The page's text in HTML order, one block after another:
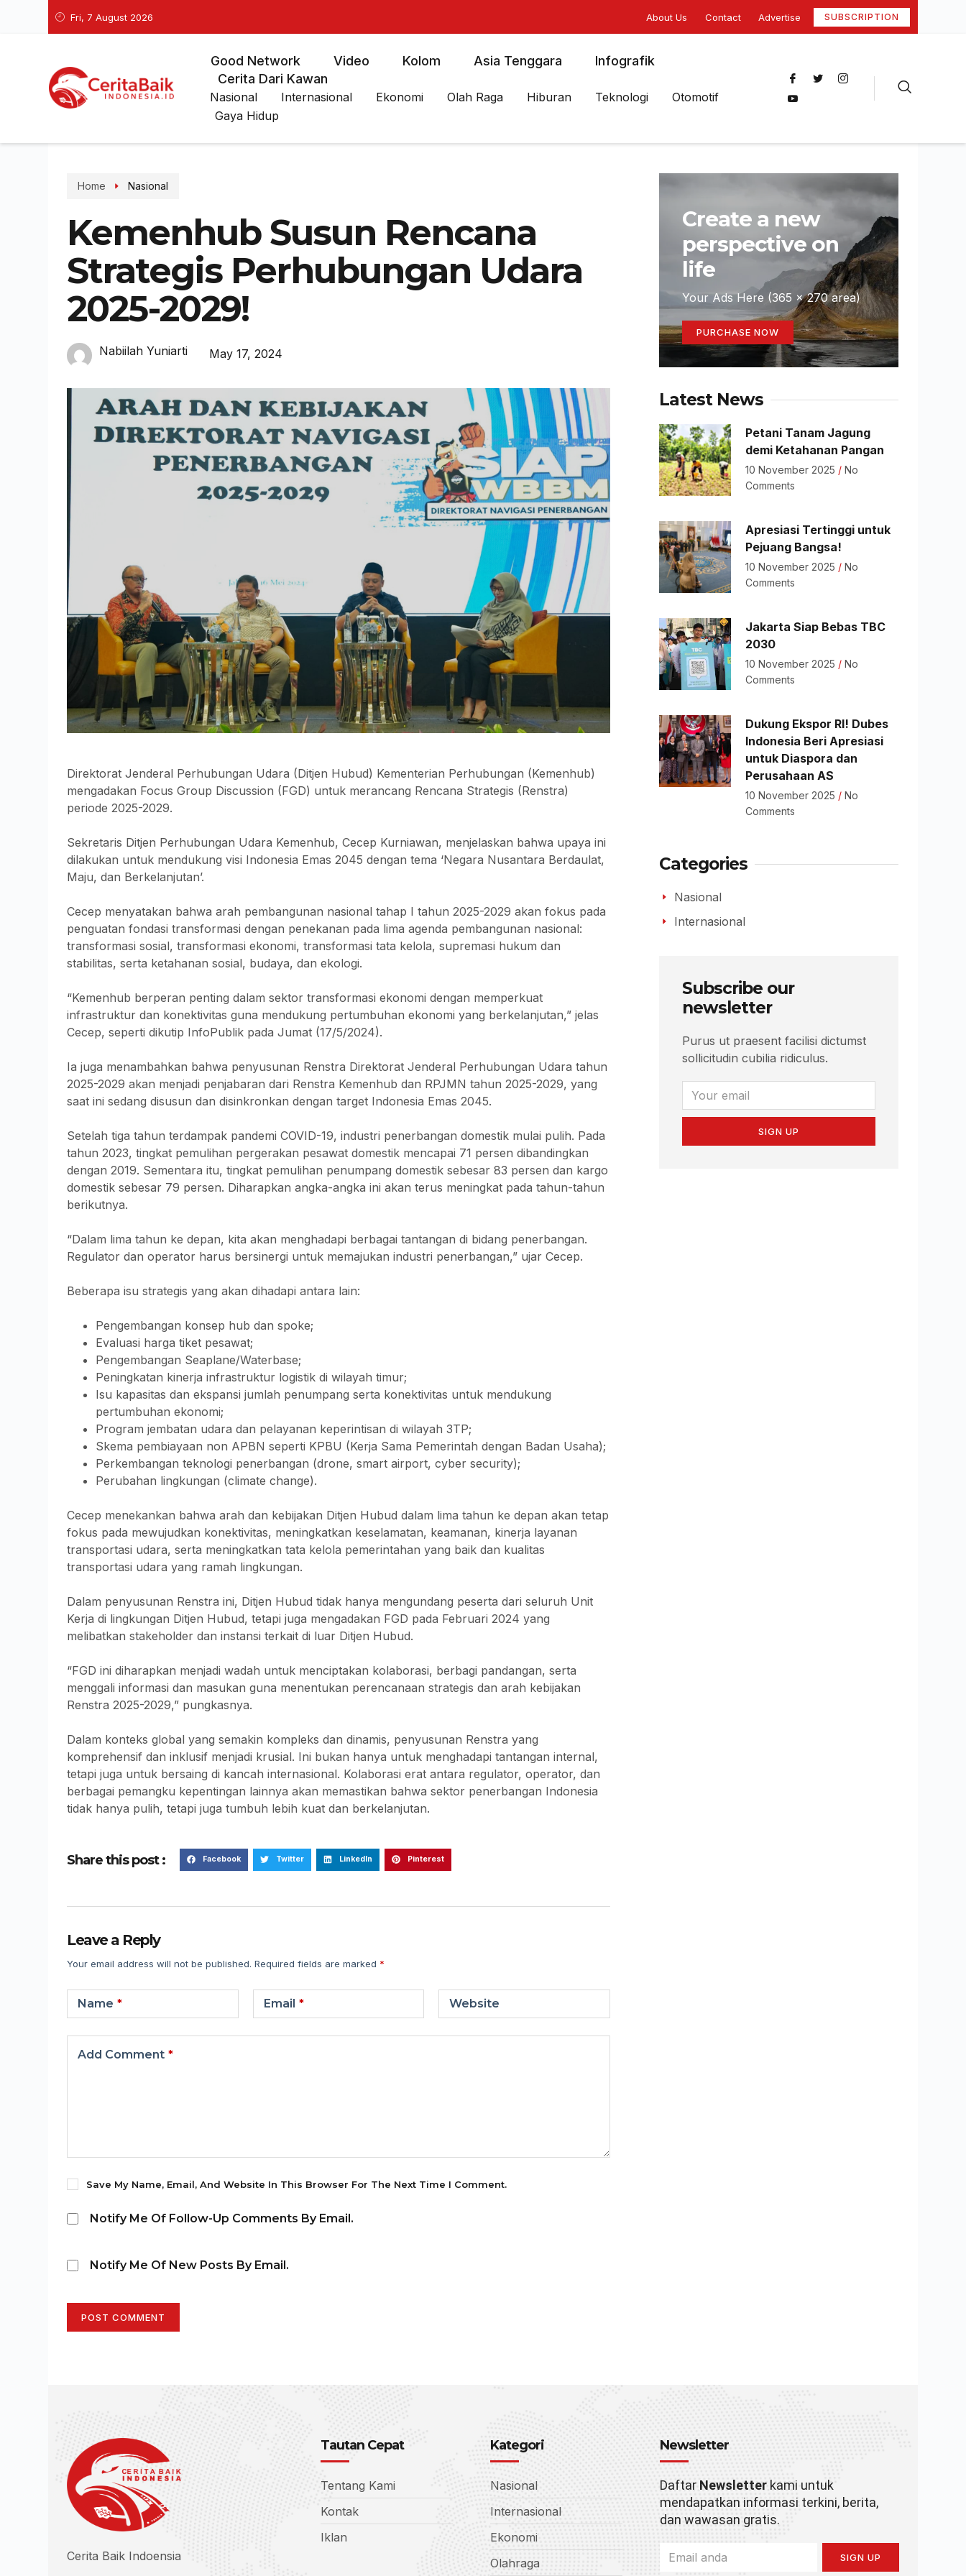
Fri, 7 August 2026 About Us Contact Advertise SUBSCRIPTION
Good Network Video Kolom Asia Tenggara
Infografik
Cerita Dari Kawan
Nasional Internasional Ekonomi Olah Raga Hiburan Teknologi
Otomotif
Gaya Hidup
Home Nasional
Kemenhub Susun Rencana
Strategis Perhubungan Udara
2025-2029!
Nabiilah Yuniarti May 17, 2024
Direktorat Jenderal Perhubungan Udara (Ditjen Hubud) Kementerian Perhubungan (Kemenhub)
mengadakan Focus Group Discussion (FGD) untuk merancang Rencana Strategis (Renstra)
periode 2025-2029.
Sekretaris Ditjen Perhubungan Udara Kemenhub, Cecep Kurniawan, menjelaskan bahwa upaya ini
dilakukan untuk mendukung visi Indonesia Emas 2045 dengan tema ‘Negara Nusantara Berdaulat,
Maju, dan Berkelanjutan’.
Cecep menyatakan bahwa arah pembangunan nasional tahap I tahun 2025-2029 akan fokus pada
penguatan fondasi transformasi dengan penekanan pada lima agenda pembangunan nasional:
transformasi sosial, transformasi ekonomi, transformasi tata kelola, supremasi hukum dan
stabilitas, serta ketahanan sosial, budaya, dan ekologi.
“Kemenhub berperan penting dalam sektor transformasi ekonomi dengan memperkuat
infrastruktur dan konektivitas guna mendukung pertumbuhan ekonomi yang berkelanjutan,” jelas
Cecep, seperti dikutip InfoPublik pada Jumat (17/5/2024).
Ia juga menambahkan bahwa penyusunan Renstra Direktorat Jenderal Perhubungan Udara tahun
2025-2029 akan menjadi penjabaran dari Renstra Kemenhub dan RPJMN tahun 2025-2029, yang
saat ini sedang disusun dan disinkronkan dengan target Indonesia Emas 2045.
Setelah tiga tahun terdampak pandemi COVID-19, industri penerbangan domestik mulai pulih. Pada
tahun 2023, tingkat pemulihan pergerakan pesawat domestik mencapai 71 persen dibandingkan
dengan 2019. Sementara itu, tingkat pemulihan penumpang domestik sebesar 83 persen dan kargo
domestik sebesar 79 persen. Diharapkan angka-angka ini akan terus meningkat pada tahun-tahun
berikutnya.
“Dalam lima tahun ke depan, kita akan menghadapi berbagai tantangan di bidang penerbangan.
Regulator dan operator harus bersinergi untuk memajukan industri penerbangan,” ujar Cecep.
Beberapa isu strategis yang akan dihadapi antara lain:
Pengembangan konsep hub dan spoke;
Evaluasi harga tiket pesawat;
Pengembangan Seaplane/Waterbase;
Peningkatan kinerja infrastruktur logistik di wilayah timur;
Isu kapasitas dan ekspansi jumlah penumpang serta konektivitas untuk mendukung
pertumbuhan ekonomi;
Program jembatan udara dan pelayanan keperintisan di wilayah 3TP;
Skema pembiayaan non APBN seperti KPBU (Kerja Sama Pemerintah dengan Badan Usaha);
Perkembangan teknologi penerbangan (drone, smart airport, cyber security);
Perubahan lingkungan (climate change).
Cecep menekankan bahwa arah dan kebijakan Ditjen Hubud dalam lima tahun ke depan akan tetap
fokus pada mewujudkan konektivitas, meningkatkan keselamatan, keamanan, kinerja layanan
transportasi udara, serta meningkatkan tata kelola pemerintahan yang baik dan kualitas
transportasi udara yang ramah lingkungan.
Dalam penyusunan Renstra ini, Ditjen Hubud tidak hanya mengundang peserta dari seluruh Unit
Kerja di lingkungan Ditjen Hubud, tetapi juga mengadakan FGD pada Februari 2024 yang
melibatkan stakeholder dan instansi terkait di luar Ditjen Hubud.
“FGD ini diharapkan menjadi wadah untuk menciptakan kolaborasi, berbagi pandangan, serta
menggali informasi dan masukan guna menentukan perencanaan strategis dan arah kebijakan
Renstra 2025-2029,” pungkasnya.
Dalam konteks global yang semakin kompleks dan dinamis, penyusunan Renstra yang
komprehensif dan inklusif menjadi krusial. Ini bukan hanya untuk menghadapi tantangan internal,
tetapi juga untuk bersaing di kancah internasional. Kolaborasi erat antara regulator, operator, dan
berbagai pemangku kepentingan lainnya akan memastikan bahwa sektor penerbangan Indonesia
tidak hanya pulih, tetapi juga tumbuh lebih kuat dan berkelanjutan.
Share this post : Facebook Twitter LinkedIn Pinterest
Leave a Reply
Your email address will not be published. Required fields are marked *
Name * Email * Website
Add Comment *
Save My Name, Email, And Website In This Browser For The Next Time I Comment.
Notify Me Of Follow-Up Comments By Email.
Notify Me Of New Posts By Email.
POST COMMENT
Create a new
perspective on
life
Your Ads Here (365 x 270 area)
PURCHASE NOW
Latest News
Petani Tanam Jagung
demi Ketahanan Pangan
10 November 2025
No
Comments
Apresiasi Tertinggi untuk
Pejuang Bangsa!
10 November 2025
No
Comments
Jakarta Siap Bebas TBC
2030
10 November 2025
No
Comments
Dukung Ekspor RI! Dubes
Indonesia Beri Apresiasi
untuk Diaspora dan
Perusahaan AS
10 November 2025
No
Comments
Categories
Nasional
Internasional
Subscribe our
newsletter
Purus ut praesent facilisi dictumst
sollicitudin cubilia ridiculus.
SIGN UP
Cerita Baik Indoensia
Tautan Cepat
Tentang Kami
Kontak
Iklan
Kategori
Nasional
Internasional
Ekonomi
Olahraga
Newsletter
Daftar Newsletterkami untuk
mendapatkan informasi terkini, berita,
dan wawasan gratis.
SIGN UP